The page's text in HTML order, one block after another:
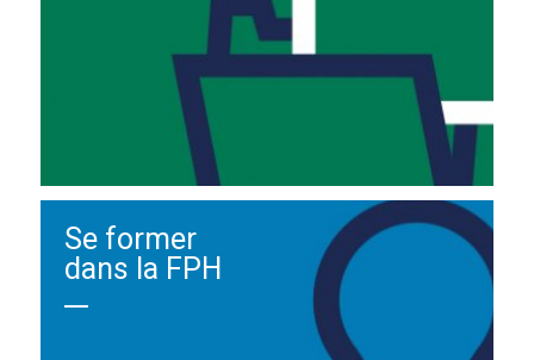
Se former
dans la FPH